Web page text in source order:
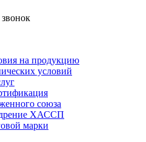
на продукцию
условий
союза
ХАССП
марки